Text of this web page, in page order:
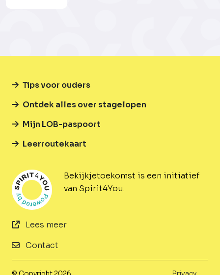
Bekijkjetoekomst is een initiatief
van Spirit4You.
Lees meer
Contact
Tips voor ouders
Ontdek alles over stagelopen
Mijn LOB-paspoort
Leerroutekaart